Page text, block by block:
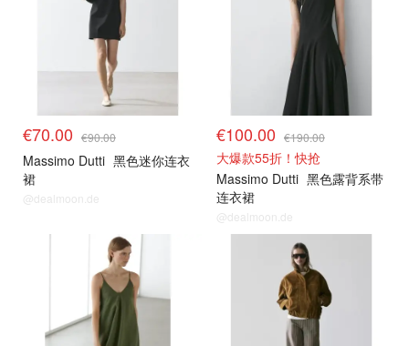
€70.00 €90.00
Massimo Dutti 黑色迷你连衣
裙
@dealmoon.de
€100.00 €190.00
大爆款55折！快抢
Massimo Dutti 黑色露背系带
连衣裙
@dealmoon.de